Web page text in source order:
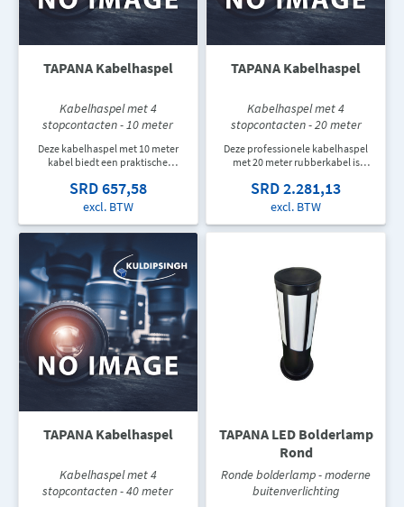
TAPANA Kabelhaspel
Kabelhaspel met 4
stopcontacten - 10 meter
Deze kabelhaspel met 10 meter
kabel biedt een praktische
werkplaatsen, garages, kantoren
en huishoudelijk gebruik. Voorzien
flexibiliteit.
SRD 657,58
excl. BTW
TAPANA Kabelhaspel
Kabelhaspel met 4
stopcontacten - 20 meter
Deze professionele kabelhaspel
met 20 meter rubberkabel is
werkplaatsen en buitenlocaties.
Voorzien van vier stopcontacten
flexibiliteit.
SRD 2.281,13
excl. BTW
TAPANA Kabelhaspel
Kabelhaspel met 4
stopcontacten - 40 meter
TAPANA LED Bolderlamp
Rond
Ronde bolderlamp - moderne
buitenverlichting